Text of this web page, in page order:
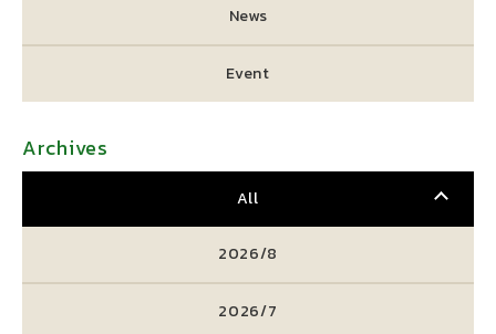
News
Event
Archives
All
2026/8
2026/7